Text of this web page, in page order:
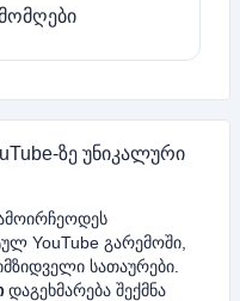
ზე უნიკალური
YouTube გარემოში,
სათაურები.
დაგეხმარება შექმნა